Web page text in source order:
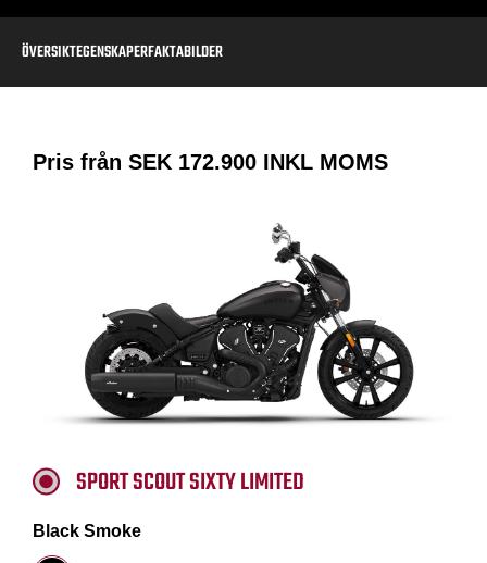
ÖVERSIKTEGENSKAPERFAKTABILDER
Pris från SEK 172.900 INKL MOMS
SPORT SCOUT SIXTY LIMITED
Black Smoke